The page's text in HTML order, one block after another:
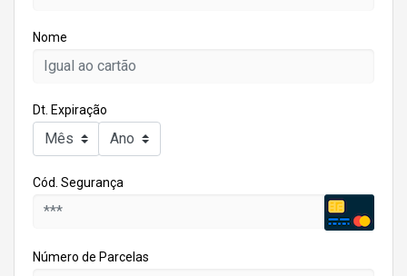
Nome
Dt. Expiração
Cód. Segurança
Número de Parcelas